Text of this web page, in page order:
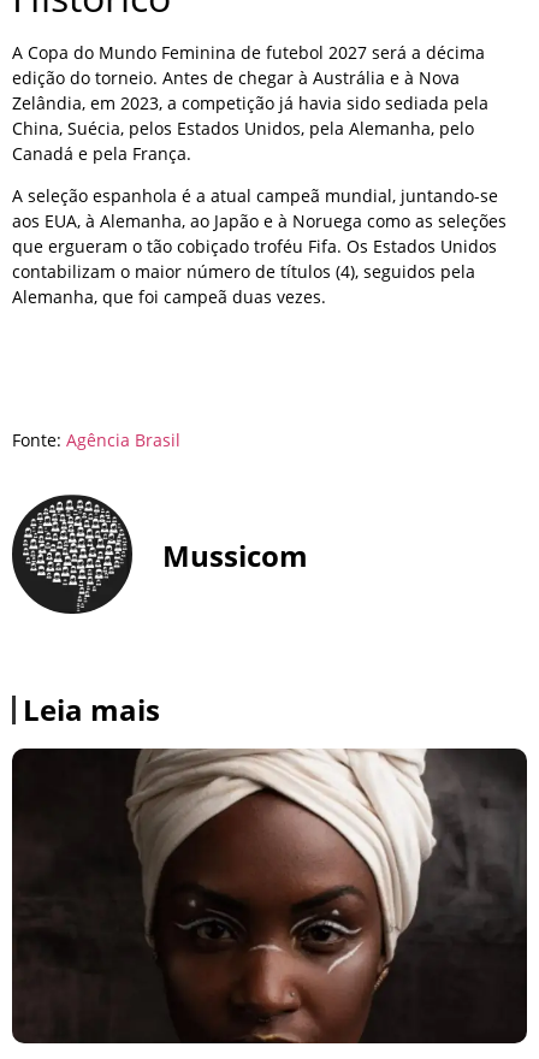
A Copa do Mundo Feminina de futebol 2027 será a décima
edição do torneio. Antes de chegar à Austrália e à Nova
Zelândia, em 2023, a competição já havia sido sediada pela
China, Suécia, pelos Estados Unidos, pela Alemanha, pelo
Canadá e pela França.
A seleção espanhola é a atual campeã mundial, juntando-se
aos EUA, à Alemanha, ao Japão e à Noruega como as seleções
que ergueram o tão cobiçado troféu Fifa. Os Estados Unidos
contabilizam o maior número de títulos (4), seguidos pela
Alemanha, que foi campeã duas vezes.
Fonte: Agência Brasil
Mussicom
Leia mais